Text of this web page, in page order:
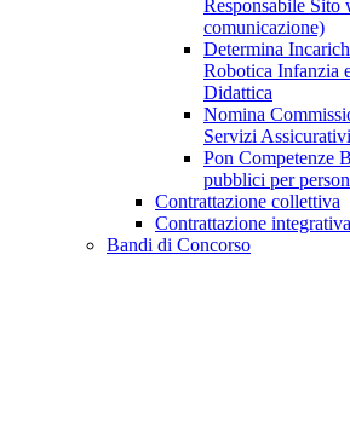
Responsabile Sito
comunicazione)
Determina
Robotica Infanzia
Didattica
Nomina
Servizi Assicurativi
Pon Competenze
pubblici per
Contrattazione collettiva
Contrattazione integrativa
Bandi di Concorso